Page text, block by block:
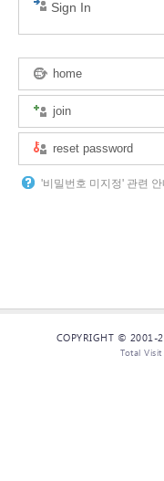
Sign In
home
join
reset password
'비밀번호 미지정' 관련
COPYRIGHT © 2001-
Total Visit